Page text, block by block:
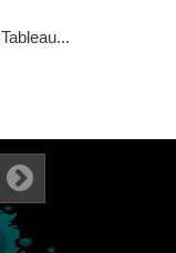
Tableau...